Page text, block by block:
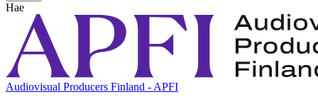
Hae
Audiovisual Producers Finland - APFI